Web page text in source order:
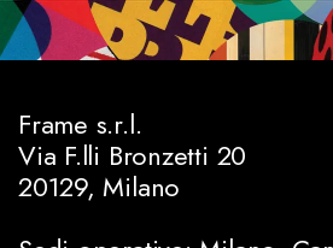
Frame s.r.l.
Via F.lli Bronzetti 20
20129, Milano